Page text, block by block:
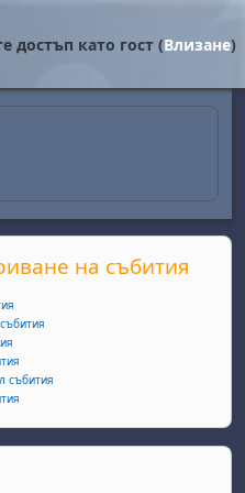
достъп като гост (Влизане)
blocks
на събития
на събития
събития